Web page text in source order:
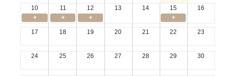
10
11 12 13 14 15
16
+
+ + +
17 18 19 20 21 22 23
24 25 26 27 28 29 30